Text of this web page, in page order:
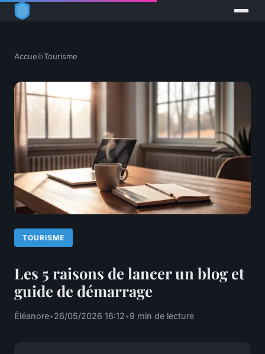
Accueil›Tourisme
TOURISME
Les 5 raisons de lancer un blog et
guide de démarrage
Éléanore•26/05/2026 16:12•9 min de lecture